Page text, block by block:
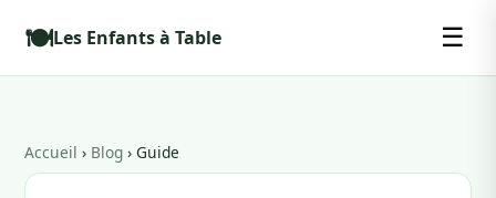
🍽️Les Enfants à Table ☰
Accueil › Blog › Guide